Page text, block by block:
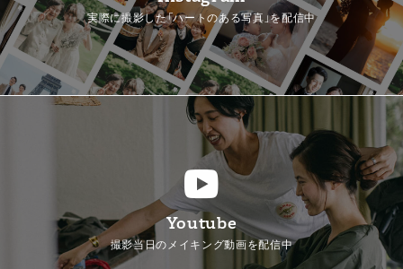
実際に撮影した「ハートのある写真」を配信中
Youtube
撮影当日のメイキング動画を配信中